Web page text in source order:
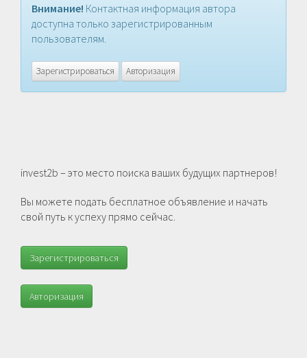
Внимание! Контактная информация автора
доступна только зарегистрированным
пользователям.
Зарегистрироваться Авторизация
invest2b – это место поиска ваших будущих партнеров!
Вы можете подать бесплатное объявление и начать
свой путь к успеху прямо сейчас.
Зарегистрироваться
Авторизация